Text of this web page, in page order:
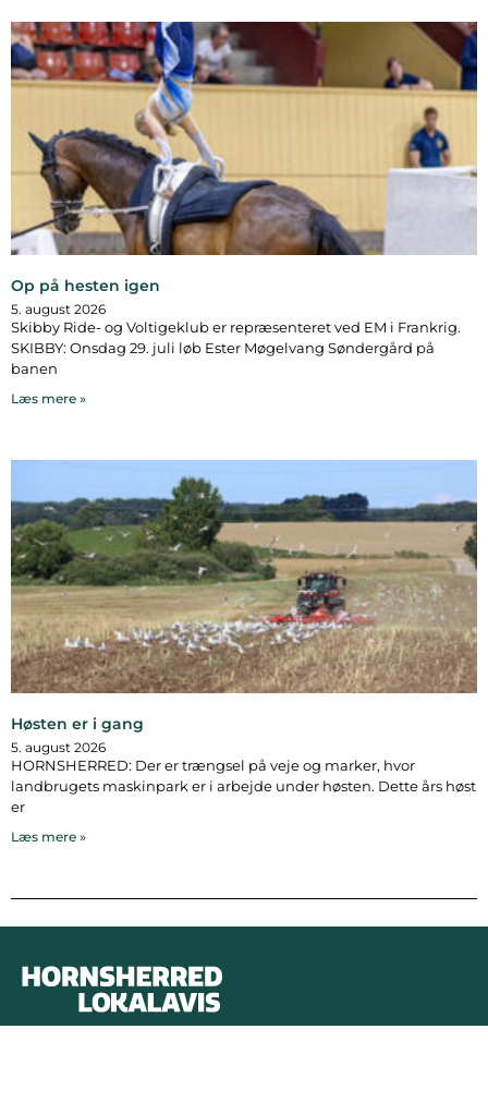
Op på hesten igen
5. august 2026
Skibby Ride- og Voltigeklub er repræsenteret ved EM i Frankrig.
SKIBBY: Onsdag 29. juli løb Ester Møgelvang Søndergård på
banen
Læs mere »
Høsten er i gang
5. august 2026
HORNSHERRED: Der er trængsel på veje og marker, hvor
landbrugets maskinpark er i arbejde under høsten. Dette års høst
er
Læs mere »